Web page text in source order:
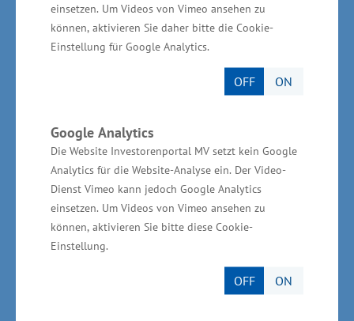
einsetzen. Um Videos von Vimeo ansehen zu
können, aktivieren Sie daher bitte die Cookie-
Einstellung für Google Analytics.
OFF ON
Google Analytics
Die Website Investorenportal MV setzt kein Google
Analytics für die Website-Analyse ein. Der Video-
Dienst Vimeo kann jedoch Google Analytics
einsetzen. Um Videos von Vimeo ansehen zu
können, aktivieren Sie bitte diese Cookie-
Einstellung.
OFF ON
vorgesehen, für das Folgejahr ebenso 500.000
Euro. Die Beantragung für das Meister-Extra
läuft über die zuständige Industrie- und
Handelskammer bzw. Handwerkskammer.
Branchen notwendig, um auch zukünftig ganz
vorn mit dabei zu sein. Die Zeiten, in denen ein
Arbeitnehmer ein ganzes Leben lang einer
einzigen Tätigkeit nachgehen konnte, sind
längst vorbei. Der heutige Wettbewerb
erfordert auch stetige Weiterentwicklung. Der
Meisterbrief ist ein hervorragendes Beispiel
hierfür“, sagte Glawe abschließend.